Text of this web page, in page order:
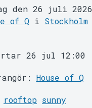
den 26 juli 2026
of Q i Stockholm
26 jul 12:00
House of Q
rooftop sunny